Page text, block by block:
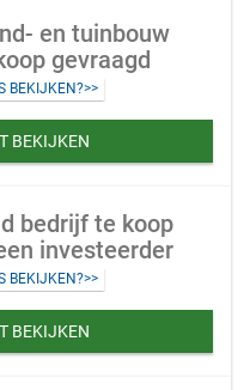
en tuinbouw
gevraagd
BEKIJKEN?>>
BEKIJKEN
bedrijf te koop
investeerder
BEKIJKEN?>>
BEKIJKEN